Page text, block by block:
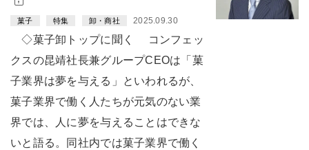
菓子 特集 卸・商社 2025.09.30
◇菓子卸トップに聞く コンフェッ
クスの昆靖社長兼グループCEOは「菓
子業界は夢を与える」といわれるが、
菓子業界で働く人たちが元気のない業
界では、人に夢を与えることはできな
いと語る。同社内では菓子業界で働く